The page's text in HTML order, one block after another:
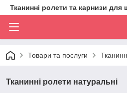
Тканинні ролети та карнизи
Товари та послуги
Тканинні ролети натуральні